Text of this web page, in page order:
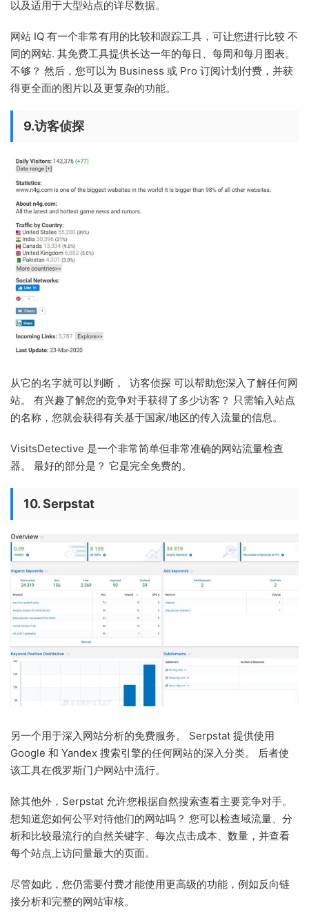
以及适用于大型站点的详尽数据。
网站 IQ 有一个非常有用的比较和跟踪工具，可让您进行比较 不
同的网站. 其免费工具提供长达一年的每日、每周和每月图表。
不够？ 然后，您可以为 Business 或 Pro 订阅计划付费，并获
得更全面的图片以及更复杂的功能。
9.访客侦探
从它的名字就可以判断， 访客侦探 可以帮助您深入了解任何网
站。 有兴趣了解您的竞争对手获得了多少访客？ 只需输入站点
的名称，您就会获得有关基于国家/地区的传入流量的信息。
VisitsDetective 是一个非常简单但非常准确的网站流量检查
器。 最好的部分是？ 它是完全免费的。
10. Serpstat
另一个用于深入网站分析的免费服务。 Serpstat 提供使用
Google 和 Yandex 搜索引擎的任何网站的深入分类。 后者使
该工具在俄罗斯门户网站中流行。
除其他外，Serpstat 允许您根据自然搜索查看主要竞争对手。
想知道您如何公平对待他们的网站吗？ 您可以检查域流量、分
析和比较最流行的自然关键字、每次点击成本、数量，并查看
每个站点上访问量最大的页面。
尽管如此，您仍需要付费才能使用更高级的功能，例如反向链
接分析和完整的网站审核。